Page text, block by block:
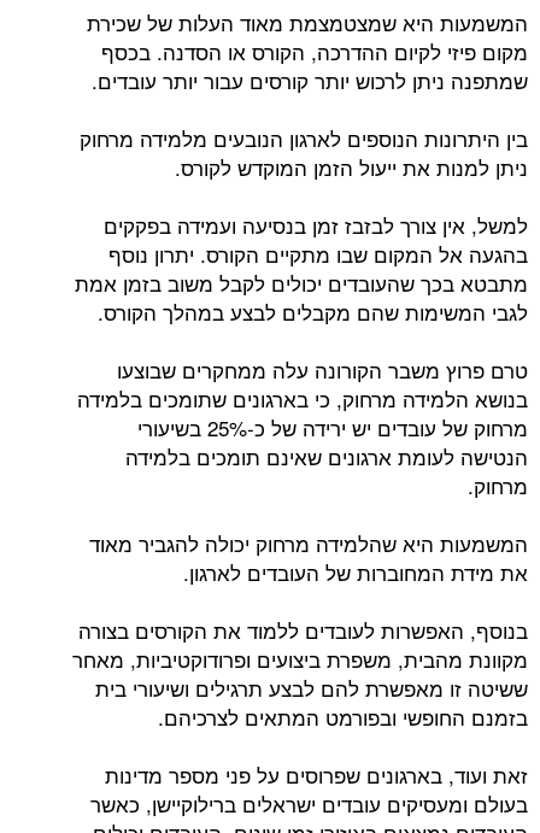
המשמעות היא שמצטמצמת מאוד העלות של שכירת
מקום פיזי לקיום ההדרכה, הקורס או הסדנה. בכסף
שמתפנה ניתן לרכוש יותר קורסים עבור יותר עובדים.
בין היתרונות הנוספים לארגון הנובעים מלמידה מרחוק
ניתן למנות את ייעול הזמן המוקדש לקורס.
למשל, אין צורך לבזבז זמן בנסיעה ועמידה בפקקים
בהגעה אל המקום שבו מתקיים הקורס. יתרון נוסף
מתבטא בכך שהעובדים יכולים לקבל משוב בזמן אמת
לגבי המשימות שהם מקבלים לבצע במהלך הקורס.
טרם פרוץ משבר הקורונה עלה ממחקרים שבוצעו
בנושא הלמידה מרחוק, כי בארגונים שתומכים בלמידה
מרחוק של עובדים יש ירידה של כ-25% בשיעורי
הנטישה לעומת ארגונים שאינם תומכים בלמידה
מרחוק.
המשמעות היא שהלמידה מרחוק יכולה להגביר מאוד
את מידת המחוברות של העובדים לארגון.
בנוסף, האפשרות לעובדים ללמוד את הקורסים בצורה
מקוונת מהבית, משפרת ביצועים ופרודוקטיביות, מאחר
ששיטה זו מאפשרת להם לבצע תרגילים ושיעורי בית
בזמנם החופשי ובפורמט המתאים לצרכיהם.
זאת ועוד, בארגונים שפרוסים על פני מספר מדינות
בעולם ומעסיקים עובדים ישראלים ברילוקיישן, כאשר